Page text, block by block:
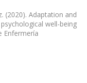
(2020). Adaptation and
well-being
Enfermería